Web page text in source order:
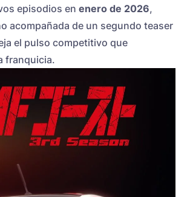
episodios en enero de 2026,
acompañada de un segundo teaser
el pulso competitivo que
franquicia.